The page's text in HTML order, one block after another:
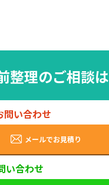
整理のご相談は
問い合わせ
メールでお見積り
い合わせ